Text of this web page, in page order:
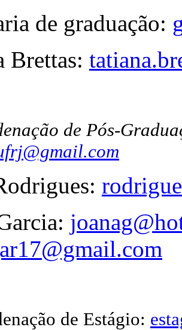
de graduação:
Brettas:
de Pós-
de Estágio: